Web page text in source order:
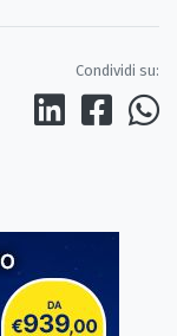
Condividi su: